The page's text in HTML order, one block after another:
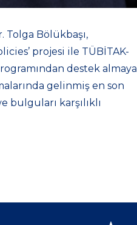
Tolga Bölükbaşı,
projesi ile TÜBİTAK-
destek almaya
gelinmiş en son
karşılıklı